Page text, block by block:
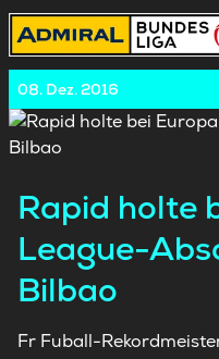
08. Dez. 2016
Rapid holte
League-
Bilbao
Fr Fuball-